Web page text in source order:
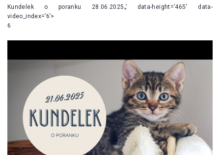
Kundelek o poranku 28.06.2025„’ data-height=’465′ data-
video_index=’6’>
6